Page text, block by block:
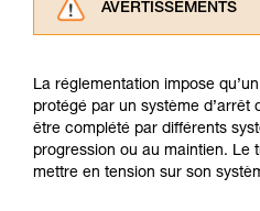
AVERTISSEMENTS
consulter. Vous devez
informations de la
pouvoir comprendre
d’informations.
Maîtriser ces
La réglementation impose
protégé par un système d’arrêt
être complété par différents
progression ou au maintien. Le
mettre en tension sur son